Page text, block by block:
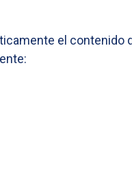
el contenido